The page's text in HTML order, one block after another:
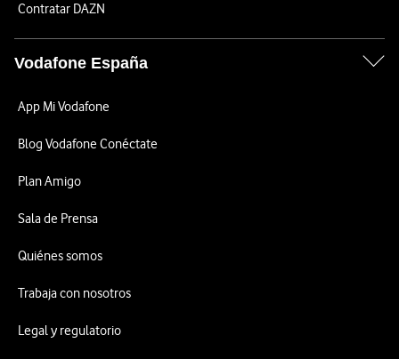
Contratar DAZN
Vodafone España
App Mi Vodafone
Blog Vodafone Conéctate
Plan Amigo
Sala de Prensa
Quiénes somos
Trabaja con nosotros
Legal y regulatorio